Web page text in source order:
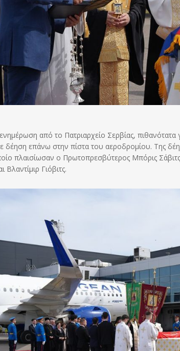
από το Πατριαρχείο Σερβίας,
δέηση επάνω στην πίστα του αεροδρομίου. Της
πλαισίωσαν ο Πρωτοπρεσβύτερος Μπόρις
Βλαντίμιρ Γιόβιτς.